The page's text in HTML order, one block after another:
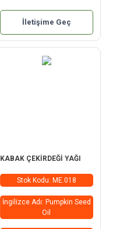
İletişime Geç
KABAK ÇEKİRDEĞİ YAĞI
Stok Kodu: ME.018
İngilizce Adı: Pumpkin Seed
Oil